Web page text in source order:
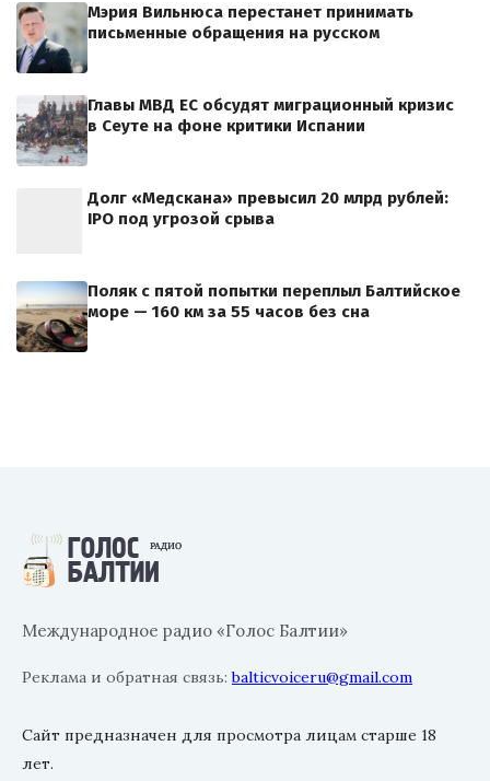
Мэрия Вильнюса перестанет принимать
письменные обращения на русском
Главы МВД ЕС обсудят миграционный кризис
в Сеуте на фоне критики Испании
Долг «Медскана» превысил 20 млрд рублей:
IPO под угрозой срыва
Поляк с пятой попытки переплыл Балтийское
море — 160 км за 55 часов без сна
Международное радио «Голос Балтии»
Реклама и обратная связь:balticvoiceru@gmail.com
Сайт предназначен для просмотра лицам старше 18
лет.